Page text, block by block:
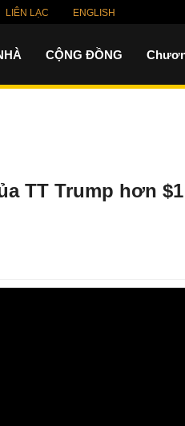
LIÊN LẠC ENGLISH
CỘNG ĐỒNG
TT Trump hơn